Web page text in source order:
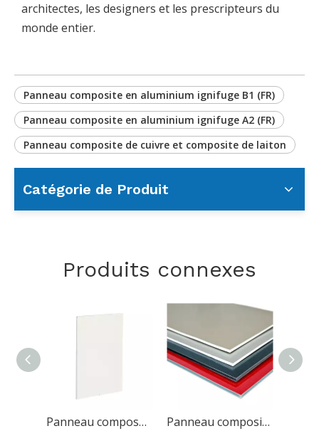
architectes, les designers et les prescripteurs du
monde entier.
Panneau composite en aluminium ignifuge B1 (FR)
Panneau composite en aluminium ignifuge A2 (FR)
Panneau composite de cuivre et composite de laiton
Catégorie de Produit
Produits connexes
Panneau composé en aluminium de couleur de Matt du revêtement 3mm 4mm de couleur blanche Panneau composite en aluminium ignifuge A2 (FR)